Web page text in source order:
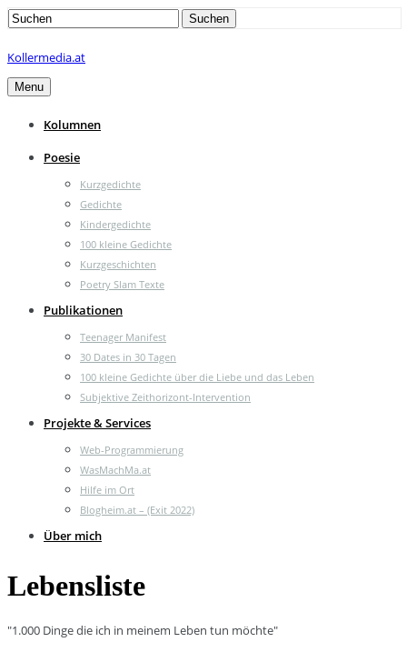
Search
Suchen
Kollermedia.at
Menu
Kolumnen
Poesie
Kurzgedichte
Gedichte
Kindergedichte
100 kleine Gedichte
Kurzgeschichten
Poetry Slam Texte
Publikationen
Teenager Manifest
30 Dates in 30 Tagen
100 kleine Gedichte über die Liebe und das Leben
Subjektive Zeithorizont-Intervention
Projekte & Services
Web-Programmierung
WasMachMa.at
Hilfe im Ort
Blogheim.at – (Exit 2022)
Über mich
Lebensliste
"1.000 Dinge die ich in meinem Leben tun möchte"